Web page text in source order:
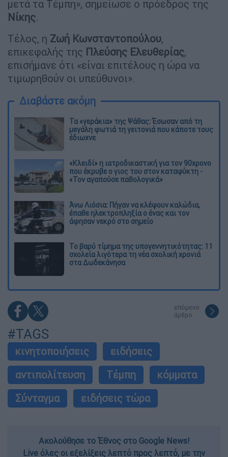
μετά τα Τέμπη», σημείωσε ο πρόεδρος της
Νίκης.
Τέλος, η Ζωή Κωνσταντοπούλου,
επικεφαλής της Πλεύσης Ελευθερίας,
επισήμανε ότι «είναι επιτέλους η ώρα να
τιμωρηθούν οι υπεύθυνοι».
Διαβάστε ακόμη
Τα «γεράκια» της Ψάθας: Έσωσαν από τη
μεγάλη φωτιά τη γειτονιά που κάποτε τους
έδιωχνε
«Κλειδί» η ιατροδικαστική για τον 90χρονο
που έκρυβε ο γιος του στον καταψύκτη -
«Τον αγαπούσε παθολογικά»
Άνω Λιόσια: Πήγαν να κλέψουν καλώδια,
έπαθε ηλεκτροπληξία ο ένας και τον
άφησαν νεκρό στο σημείο
Το βαρύ τίμημα της υπογεννητικότητας: 11
σχολεία λιγότερα τη νέα σχολική χρονιά
στα Δωδεκάνησα
επόμενο
άρθρο
#TAGS
κινητοποιήσεις
ειδήσεις
αντιπολίτευση
Τέμπη
κόμματα
Σύνταγμα
ειδήσεις τώρα
Ακολούθησε το Έθνος στο Google News!
Live όλες οι εξελίξεις λεπτό προς λεπτό, με την